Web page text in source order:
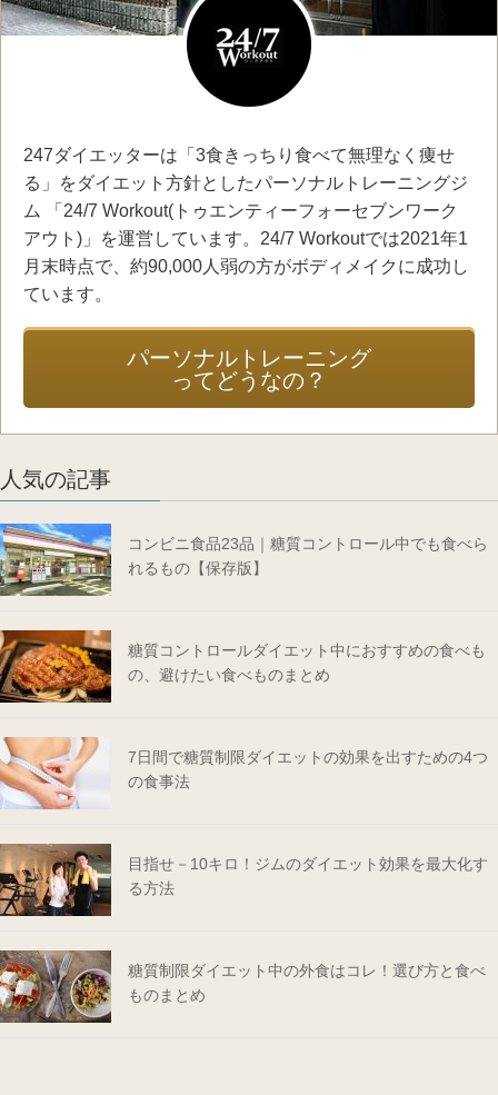
247ダイエッターは「3食きっちり食べて無理なく痩せ
る」をダイエット方針としたパーソナルトレーニングジ
ム 「24/7 Workout(トゥエンティーフォーセブンワーク
アウト)」を運営しています。24/7 Workoutでは2021年1
月末時点で、約90,000人弱の方がボディメイクに成功し
ています。
パーソナルトレーニング
ってどうなの？
人気の記事
コンビニ食品23品｜糖質コントロール中でも食べら
れるもの【保存版】
糖質コントロールダイエット中におすすめの食べも
の、避けたい食べものまとめ
7日間で糖質制限ダイエットの効果を出すための4つ
の食事法
目指せ－10キロ！ジムのダイエット効果を最大化す
る方法
糖質制限ダイエット中の外食はコレ！選び方と食べ
ものまとめ